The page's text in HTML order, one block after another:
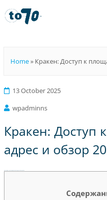
Home» Кракен: Доступ к
13 October 2025
wpadminns
Кракен: Доступ
адрес и обзор